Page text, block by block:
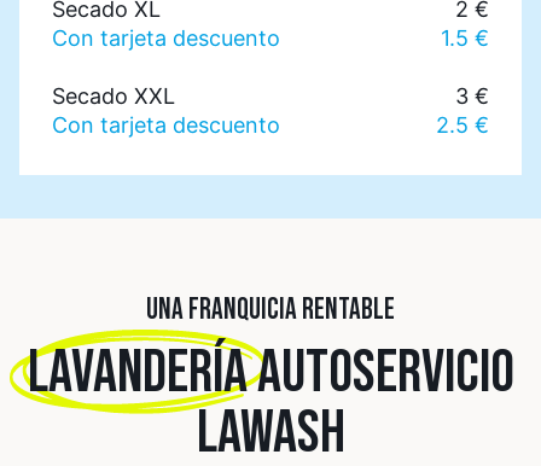
Secado XL
2 €
Con tarjeta descuento
1.5 €
Secado XXL
3 €
Con tarjeta descuento
2.5 €
UNA FRANQUICIA RENTABLE
LAVANDERÍAAUTOSERVICIO
LAWASH